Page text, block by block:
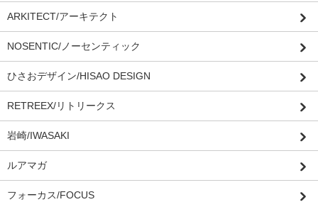
ARKITECT/アーキテクト
NOSENTIC/ノーセンティック
ひさおデザイン/HISAO DESIGN
RETREEX/リトリークス
岩崎/IWASAKI
ルアマガ
フォーカス/FOCUS